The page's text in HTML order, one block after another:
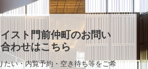
スト門前仲町のお問い
合わせはこちら
たい・内覧予約・空き待ち等をご希